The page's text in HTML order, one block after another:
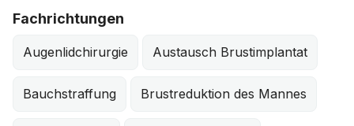
Fachrichtungen
Augenlidchirurgie Austausch Brustimplantat
Bauchstraffung Brustreduktion des Mannes